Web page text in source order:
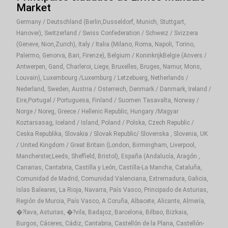
Compra hoy productos Goya en
revive el auténtico sabor latino, con la comodidad de
recibir tu pedido en cualquier rincón de la Unión
Europea.
Market
Germany / Deutschland (Berlin,Dusseldorf, Munich, Stuttgart,
Hanover), Switzerland / Swiss Confederation / Schweiz / Svizzera
(Geneve, Nion,Zurich), Italy / Italia (Milano, Roma, Napoli, Torino,
Palermo, Genorva, Bari, Firenze), Belgium / KoninkrijkBelgie (Anvers /
Antwerpen, Gand, Charleroi, Liege, Bruxelles, Bruges, Namur, Mons,
Louvain), Luxembourg /Luxemburg / Letzebuerg, Netherlands /
Nederland, Sweden, Austria / Osterreich, Denmark / Danmark, Ireland /
Eire,Portugal / Portuguesa, Finland / Suomen Tasavalta, Norway /
Norge / Noreg, Greece / Hellenic Republic, Hungary /Magyar
Koztarsasag, Iceland / Island, Poland / Polska, Czech Republic /
Ceska Republika, Slovakia / Slovak Republic/ Slovenska , Slovenia, UK
/ United Kingdom / Great Britain (London, Birmingham, Liverpool,
Mancherster,Leeds, Sheffield, Bristol), España (Andalucía, Aragón ,
Canarias, Cantabria, Castilla y León, Castilla-La Mancha, Cataluña,
Comunidad de Madrid, Comunidad Valenciana, Extremadura, Galicia,
Islas Baleares, La Rioja, Navarra, País Vasco, Principado de Asturias,
Región de Murcia, País Vasco, A Coruña, Albacete, Alicante, Almería,
�?lava, Asturias, �?vila, Badajoz, Barcelona, Bilbao, Bizkaia,
Burgos, Cáceres, Cádiz, Cantabria, Castellón de la Plana, Castellón-